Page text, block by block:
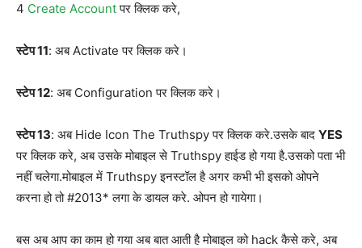
4 Create Accountपर क्लिक करे,
स्टेप 11: अब Activate पर क्लिक करे।
स्टेप 12: अब Configuration पर क्लिक करे।
स्टेप 13: अब Hide Icon The Truthspy पर क्लिक करे.उसके बाद YES
पर क्लिक करे, अब उसके मोबाइल से Truthspy हाईड हो गया है.उसको पता भी
नहीं चलेगा.मोबाइल में Truthspy इनस्टॉल है अगर कभी भी इसको ओपने
करना हो तो #2013* लगा के डायल करे. ओपन हो गायेगा।
बस अब आप का काम हो गया अब बात आती है मोबाइल को hack कैसे करे, अब